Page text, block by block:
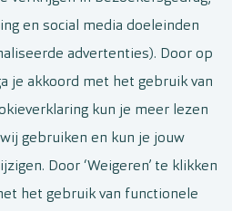
en social media doeleinden
advertenties). Door op
je akkoord met het gebruik van
kun je meer lezen
gebruiken en kun je jouw
Door ‘Weigeren’ te klikken
het gebruik van functionele
job alert in